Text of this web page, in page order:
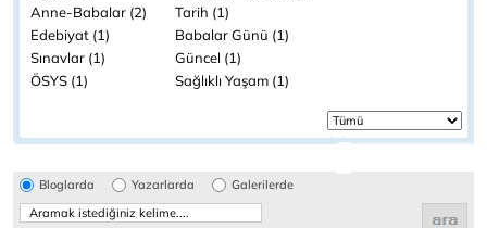
Anne-Babalar (2)
Tarih (1)
Edebiyat (1)
Babalar Günü (1)
Sınavlar (1)
Güncel (1)
ÖSYS (1)
Sağlıklı Yaşam (1)
Bloglarda Yazarlarda Galerilerde